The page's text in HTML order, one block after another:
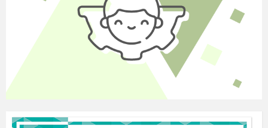
Шикування учнів, рапорт
чергового учня(фізорга),
привітання, перевірка присутніх
та наявності спортивної форми.
Оголошення мети уроку.
спостереження за станом
здоров’я учнів (підрахунок